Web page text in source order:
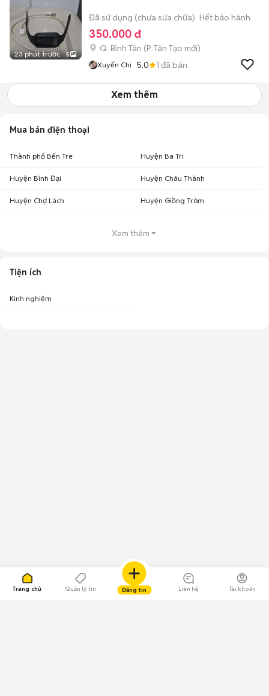
Trang chủ Quản lý tin Đăng tin Liên hệ Tài khoản
23 phút trước 5
Đã sử dụng (chưa sửa chữa) Hết bảo hành
350.000 đ
Q. Bình Tân (P. Tân Tạo mới)
Xuyến Chi 5.0 1 đã bán
Xem thêm
Mua bán điện thoại
Thành phố Bến Tre Huyện Ba Tri
Huyện Bình Đại Huyện Châu Thành
Huyện Chợ Lách Huyện Giồng Trôm
Xem thêm
Tiện ích
Kinh nghiệm